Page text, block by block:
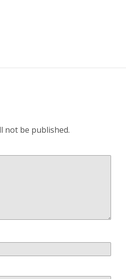
not be published.